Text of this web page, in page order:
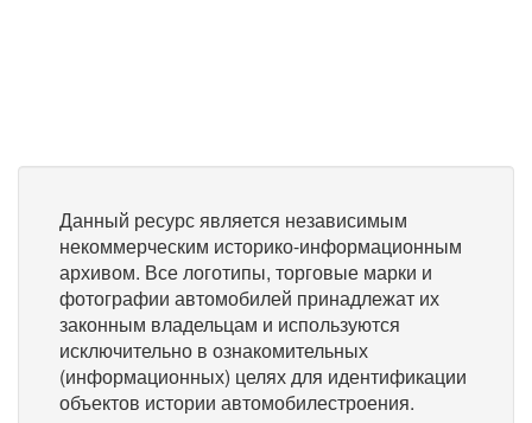
Данный ресурс является независимым
некоммерческим историко-информационным
архивом. Все логотипы, торговые марки и
фотографии автомобилей принадлежат их
законным владельцам и используются
исключительно в ознакомительных
(информационных) целях для идентификации
объектов истории автомобилестроения.